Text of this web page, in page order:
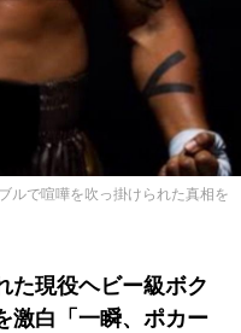
ルで喧嘩を吹っ掛けられた真相を
た現役ヘビー級ボク
激白「一瞬、ポカー